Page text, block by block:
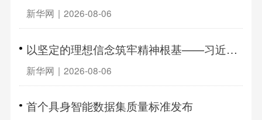
新华网 | 2026-08-06
以坚定的理想信念筑牢精神根基——习近平党建思想理论品格系列述评之一
新华网 | 2026-08-06
首个具身智能数据集质量标准发布